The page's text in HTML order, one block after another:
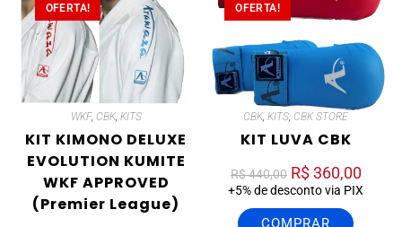
OFERTA!
WKF, CBK, KITS
KIT KIMONO DELUXE
EVOLUTION KUMITE
WKF APPROVED
(Premier League)
OFERTA!
CBK,KITS CBK STORE
KIT LUVA CBK
R$440,00 R$360,00
+5% de desconto via PIX
COMPRAR